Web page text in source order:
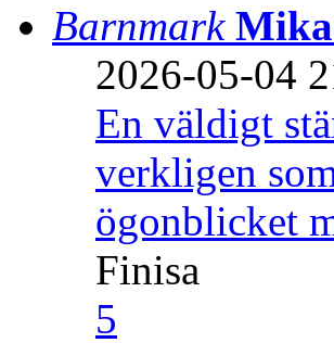
Barnmark
2026-05-04
En väldigt
verkligen
ögonblicket
Finisa
5